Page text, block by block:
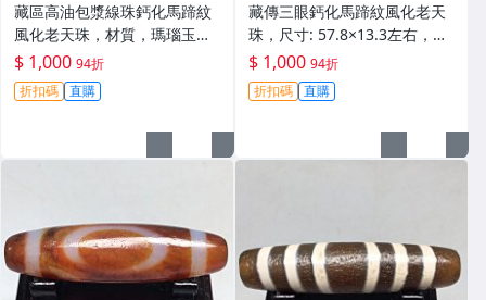
藏區高油包漿線珠鈣化馬蹄紋
風化老天珠，材質，瑪瑙玉
髓，尺寸：49.4×13左 天珠 瑪
瑙 硃砂【德寶齋】408
$ 1,000 94折
折扣碼 直購
藏傳三眼鈣化馬蹄紋風化老天
珠，尺寸: 57.8×13.3左右，材
質：瑪瑙，玉髓， 天珠 瑪瑙
硃砂【德寶齋】407
$ 1,000 94折
折扣碼 直購